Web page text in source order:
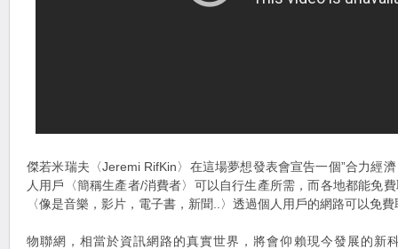
傑若米瑞夫〈Jeremi RifKin〉在這場夢想發表會宣告一個”合力經
人用戶〈簡稱生產者/消費者〉可以自行生產所需，而各地都能免
〈像是音樂，影片，電子書，新聞..〉透過個人用戶的網路可以免費
物聯網，相當於資訊網路的真實世界，將會仰賴現今發展的新